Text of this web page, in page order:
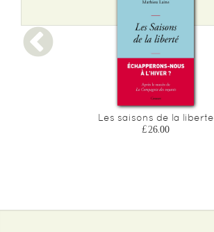
Les saisons de la liberte
£26.00